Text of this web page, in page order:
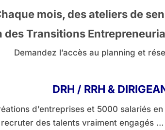
mois, des ateliers de
des Transitions
Demandez l’accès au planning et
DRH / RRH &
d’entreprises et 5000 salariés
des talents vraiment engagés